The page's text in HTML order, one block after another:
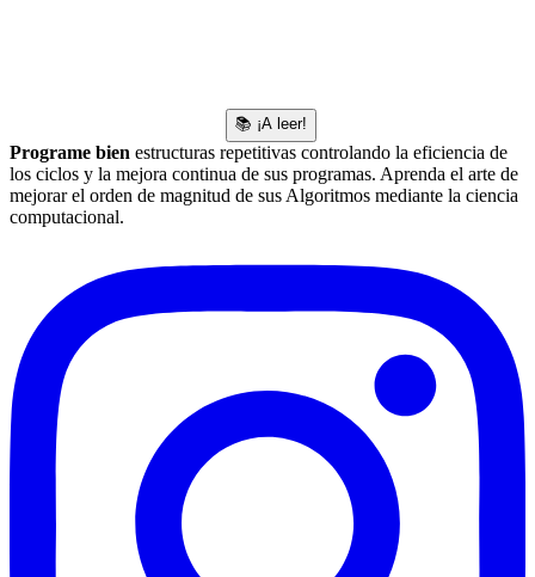
📚 ¡A leer!
Programe bien estructuras repetitivas controlando la eficiencia de
los ciclos y la mejora continua de sus programas. Aprenda el arte de
mejorar el orden de magnitud de sus Algoritmos mediante la ciencia
computacional.